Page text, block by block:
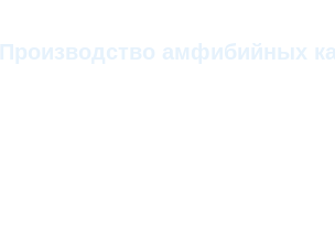
Производство амфибийных